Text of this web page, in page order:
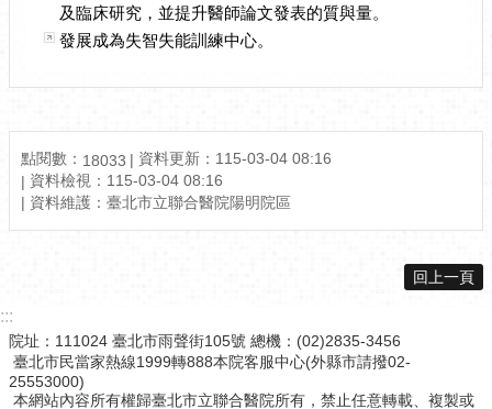
及臨床研究，並提升醫師論文發表的質與量。
發展成為失智失能訓練中心。
點閱數： 18033 資料更新： 115-03-04 08:16
資料檢視： 115-03-04 08:16
資料維護： 臺北市立聯合醫院陽明院區
回上一頁
:::
院址：111024 臺北市雨聲街105號 總機：(02)2835-3456
臺北市民當家熱線1999轉888本院客服中心(外縣市請撥02-
25553000)
本網站內容所有權歸臺北市立聯合醫院所有，禁止任意轉載、複製或